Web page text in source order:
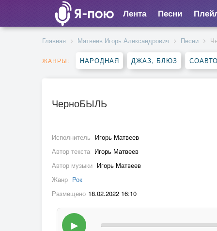
Лента Песни
Главная Матвеев Игорь Александрович Песни
ЖАНРЫ: НАРОДНАЯ ДЖАЗ, БЛЮЗ
ЧерноБЫЛЬ
Исполнитель Игорь Матвеев
Автор текста Игорь Матвеев
Автор музыки Игорь Матвеев
Жанр Рок
Размещено 18.02.2022 16:10
▶